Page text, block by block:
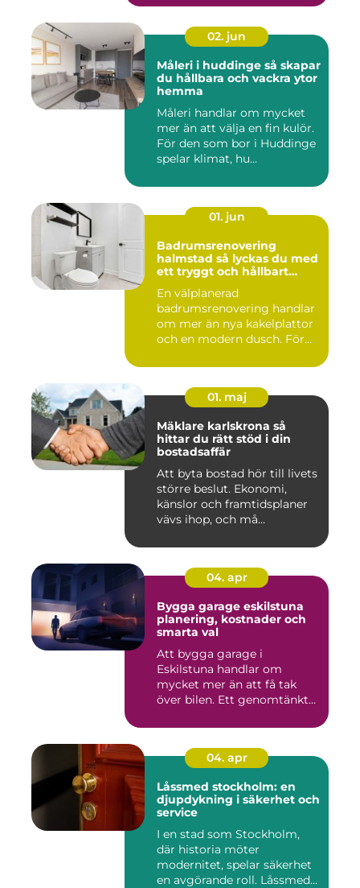
02. jun
Måleri i huddinge så skapar
du hållbara och vackra ytor
hemma
Måleri handlar om mycket
mer än att välja en fin kulör.
För den som bor i Huddinge
spelar klimat, hu...
01. jun
Badrumsrenovering
halmstad så lyckas du med
ett tryggt och hållbart
En välplanerad
badrumsrenovering handlar
om mer än nya kakelplattor
och en modern dusch. För
01. maj
Mäklare karlskrona så
hittar du rätt stöd i din
bostadsaffär
Att byta bostad hör till livets
större beslut. Ekonomi,
känslor och framtidsplaner
vävs ihop, och må...
04. apr
Bygga garage eskilstuna
planering, kostnader och
smarta val
Att bygga garage i
Eskilstuna handlar om
mycket mer än att få tak
över bilen. Ett genomtänkt
04. apr
Låssmed stockholm: en
djupdykning i säkerhet och
service
I en stad som Stockholm,
där historia möter
modernitet, spelar säkerhet
en avgörande roll. Låssmed